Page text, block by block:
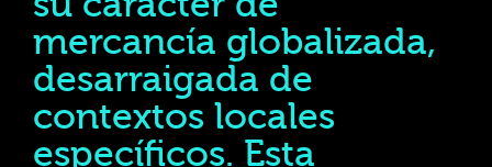
mercancía globalizada,
desarraigada de
contextos locales
específicos. Esta